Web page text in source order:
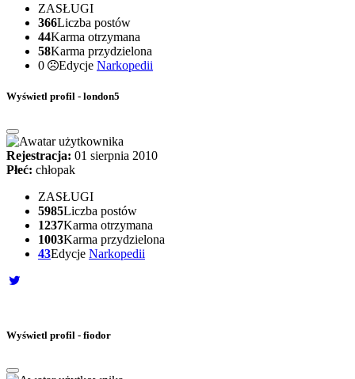
ZASŁUGI
366Liczba postów
44Karma otrzymana
58Karma przydzielona
0
Edycje Narkopedii
Wyświetl profil - london5
Rejestracja: 01 sierpnia 2010
Płeć: chłopak
ZASŁUGI
5985Liczba postów
1237Karma otrzymana
1003Karma przydzielona
43Edycje Narkopedii
Wyświetl profil - fiodor